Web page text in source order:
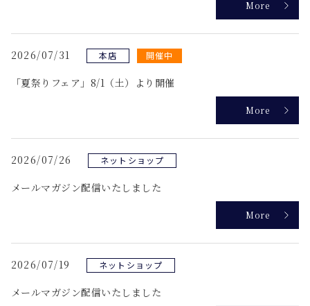
More
2026/07/31 本店 開催中
「夏祭りフェア」8/1（土）より開催
More
2026/07/26 ネットショップ
メールマガジン配信いたしました
More
2026/07/19 ネットショップ
メールマガジン配信いたしました